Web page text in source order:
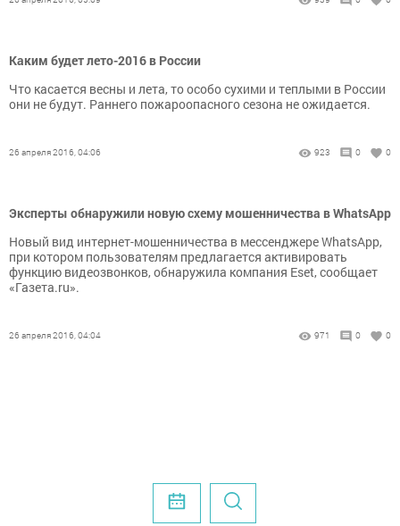
Каким будет лето-2016 в России
Что касается весны и лета, то особо сухими и теплыми в России
они не будут. Раннего пожароопасного сезона не ожидается.
26 апреля 2016, 04:06 923 0 0
Эксперты обнаружили новую схему мошенничества в WhatsApp
Новый вид интернет-мошенничества в мессенджере WhatsApp,
при котором пользователям предлагается активировать
функцию видеозвонков, обнаружила компания Eset, сообщает
«Газета.ru».
26 апреля 2016, 04:04 971 0 0